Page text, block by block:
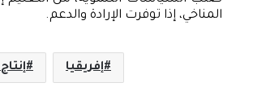
المناخي، إذا توفرت الإرادة والدعم.
إفريقيا